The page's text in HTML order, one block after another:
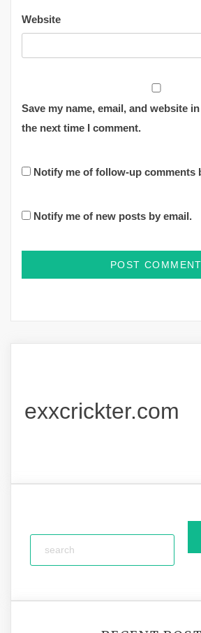
Website
Save my name, email, and website
the next time I comment.
Notify me of follow-up comments
Notify me of new posts by email.
exxcrickter.com